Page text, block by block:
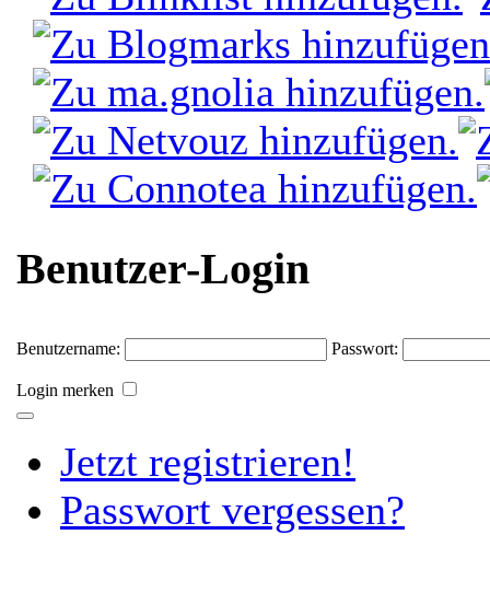
Benutzer-Login
Benutzername: Passwort:
Login merken
Jetzt registrieren!
Passwort vergessen?